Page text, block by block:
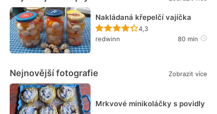
Nakládaná křepelčí vajíčka
Recept ještě nebyl
4,3
redwinn
80 min
Nejnovější fotografie Zobrazit více
Mrkvové minikoláčky s povidly